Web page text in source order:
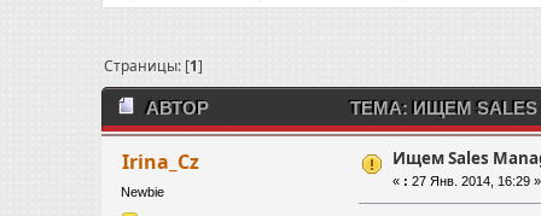
Страницы: [1]
АВТОР ТЕМА: ИЩЕМ SALES
Irina_Cz
Newbie
Ищем Sales
« : 27 Янв. 2014, 16:29 »